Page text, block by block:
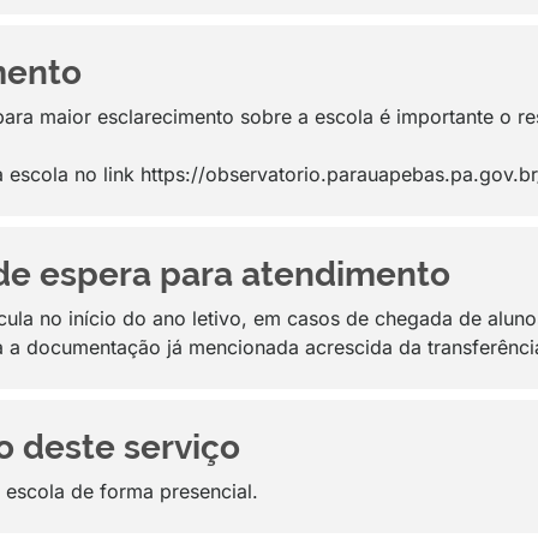
maior esclarecimento sobre a escola é importante o
escola no link https://
espera para atendimento
no início do ano letivo, em casos de chegada de
documentação já mencionada acrescida da
deste serviço
de forma presencial.